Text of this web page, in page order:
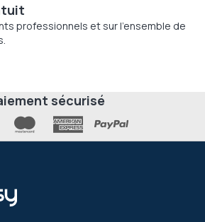
professionnels et sur l'ensemble de
sécurisé